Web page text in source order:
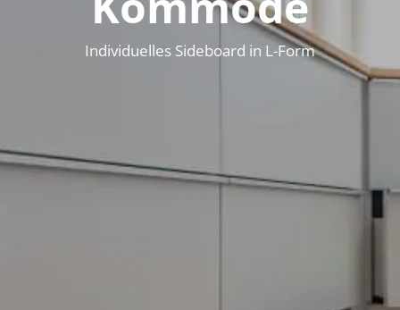
Individuelles Sideboard in L-Form